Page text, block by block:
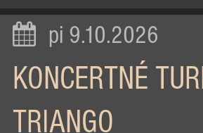
pi 9.10.2026
KONCERTNÉ
TRIANGO